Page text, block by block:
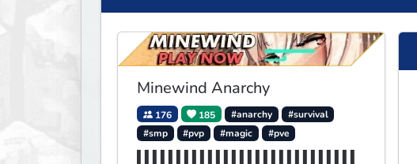
Minewind Anarchy
176 185 #anarchy
#survival
#smp
#pvp #magic #pve